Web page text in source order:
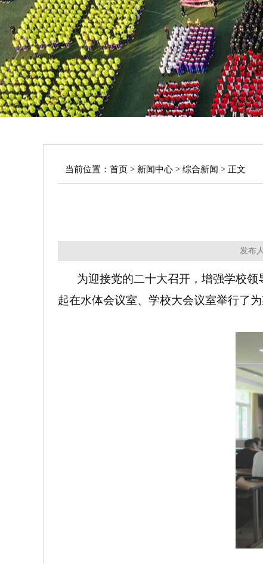
当前位置： 首页 > 新闻中心 > 综合新闻 > 正文
发布
为迎接党的二十大召开，增强学校
起在水体会议室、学校大会议室举行了